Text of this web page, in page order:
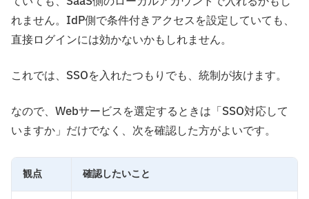
れません。IdP側で条件付きアクセスを設定していても、
直接ログインには効かないかもしれません。
これでは、SSOを入れたつもりでも、統制が抜けます。
なので、Webサービスを選定するときは「SSO対応して
いますか」だけでなく、次を確認した方がよいです。
観点 確認したいこと